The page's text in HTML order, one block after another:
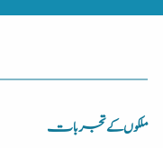
ملکوں کے تجربات